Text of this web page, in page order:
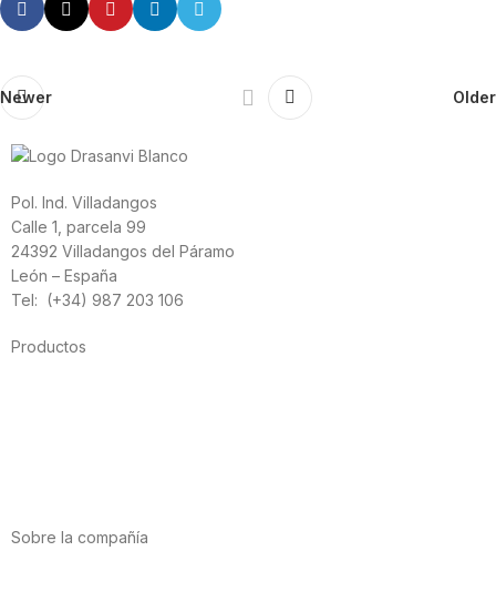
Newer Older
Pol. Ind. Villadangos
Calle 1, parcela 99
24392 Villadangos del Páramo
León – España
Tel: (+34) 987 203 106
Productos
Sobre la compañía